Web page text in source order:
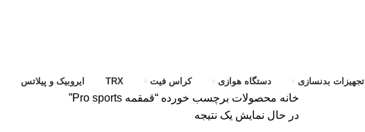
تجهیزات بدنسازی دستگاه هوازی کراس فیت TRX ایروبیک و پیلاتس
خانه محصولات برچسب خورده “قمقمه Pro sports”
در حال نمایش یک نتیجه